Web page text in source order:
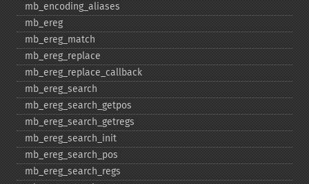
mb_​encoding_​aliases
mb_​ereg
mb_​ereg_​match
mb_​ereg_​replace
mb_​ereg_​replace_​callback
mb_​ereg_​search
mb_​ereg_​search_​getpos
mb_​ereg_​search_​getregs
mb_​ereg_​search_​init
mb_​ereg_​search_​pos
mb_​ereg_​search_​regs